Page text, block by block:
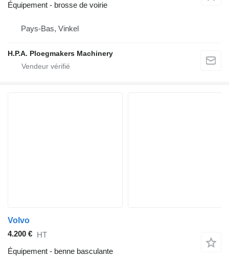
Équipement - brosse de voirie
Pays-Bas, Vinkel
H.P.A. Ploegmakers Machinery
Volvo
4.200 € HT
Équipement - benne basculante